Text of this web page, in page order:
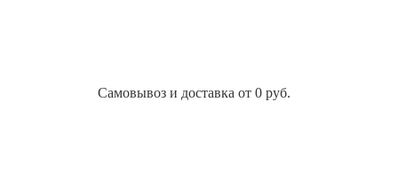
Самовывоз и доставка от 0 руб.